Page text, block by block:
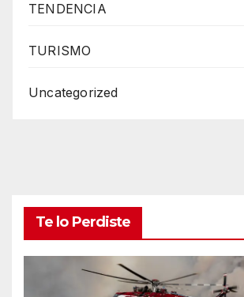
TENDENCIA
TURISMO
Uncategorized
Te lo Perdiste